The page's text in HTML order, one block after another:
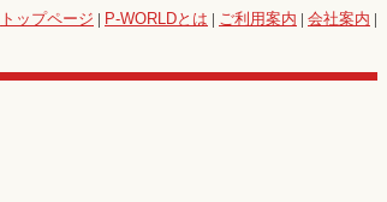
トップページ | P-WORLDとは | ご利用案内 | 会社案内 |